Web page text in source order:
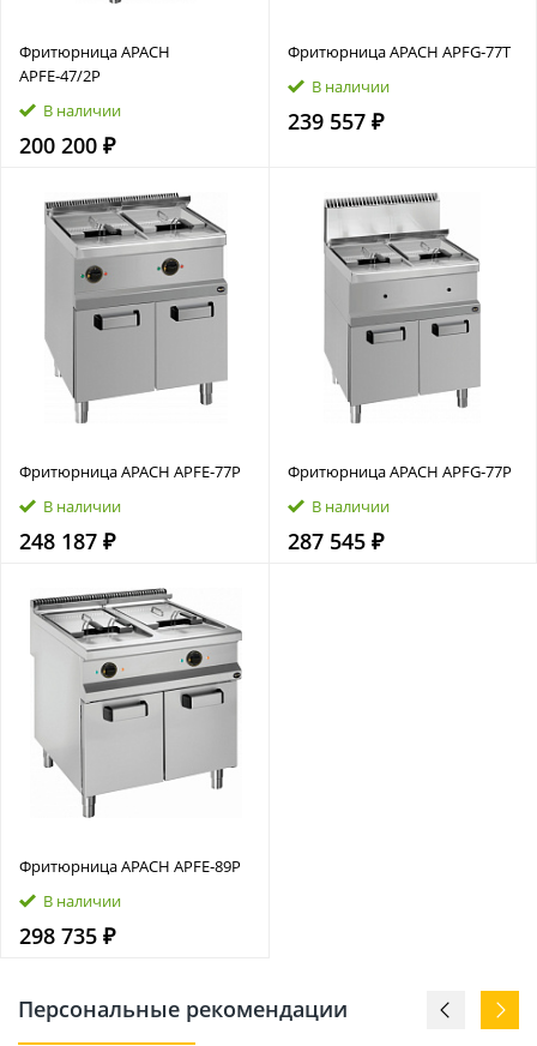
Фритюрница APACH
APFE‑47/2P
В наличии
200 200 ₽
Фритюрница APACH APFG‑77T
В наличии
239 557 ₽
Фритюрница APACH APFE‑77P
В наличии
248 187 ₽
Фритюрница APACH APFG‑77P
В наличии
287 545 ₽
Фритюрница APACH APFE‑89P
В наличии
298 735 ₽
Персональные рекомендации